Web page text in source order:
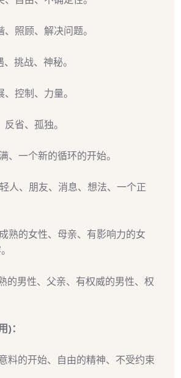
、照顾、解决问题。
挑战、神秘。
控制、力量。
省、孤独。
、一个新的循环的开始。
人、朋友、消息、想法、一个正
熟的女性、母亲、有影响力的女
的男性、父亲、有权威的男性、权
)：
料的开始、自由的精神、不受约束